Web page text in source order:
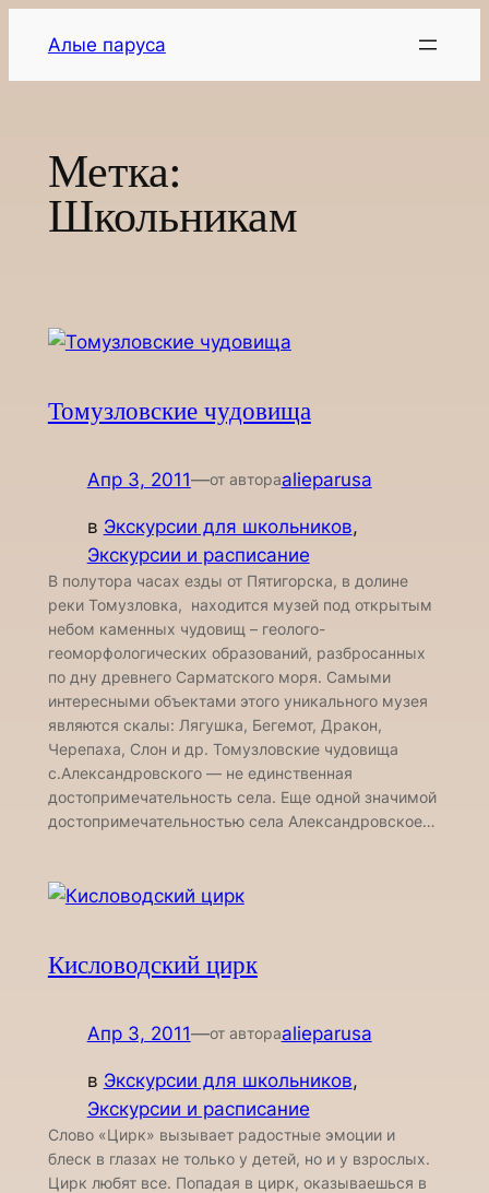
содержимому
Алые паруса
Метка:
Школьникам
Томузловские чудовища
Апр 3, 2011—от автораalieparusa
в Экскурсии для школьников
Экскурсии и расписание
В полутора часах езды от Пятигорска, в долине
реки Томузловка, находится музей под открытым
небом каменных чудовищ – геолого-
геоморфологических образований, разбросанных
по дну древнего Сарматского моря. Самыми
интересными объектами этого уникального музея
являются скалы: Лягушка, Бегемот, Дракон,
Черепаха, Слон и др. Томузловские чудовища
с.Александровского — не единственная
достопримечательность села. Еще одной значимой
достопримечательностью села Александровское…
Кисловодский цирк
Апр 3, 2011—от автораalieparusa
в Экскурсии для школьников
Экскурсии и расписание
Слово «Цирк» вызывает радостные эмоции и
блеск в глазах не только у детей, но и у взрослых.
Цирк любят все. Попадая в цирк, оказываешься в